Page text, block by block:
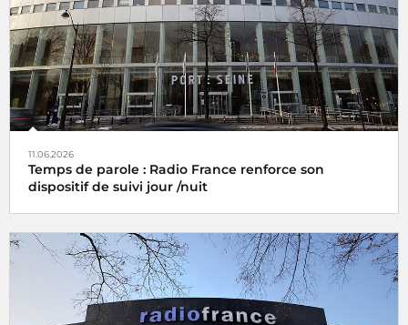
11.06.2026
Temps de parole : Radio France renforce son
dispositif de suivi jour /nuit